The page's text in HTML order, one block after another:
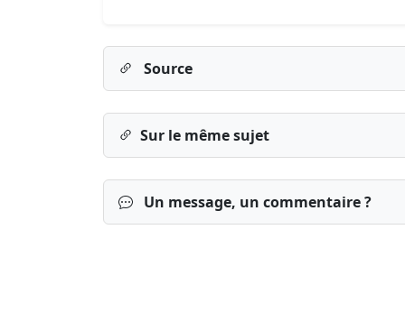
Source
Sur le même sujet
Un message, un commentaire ?